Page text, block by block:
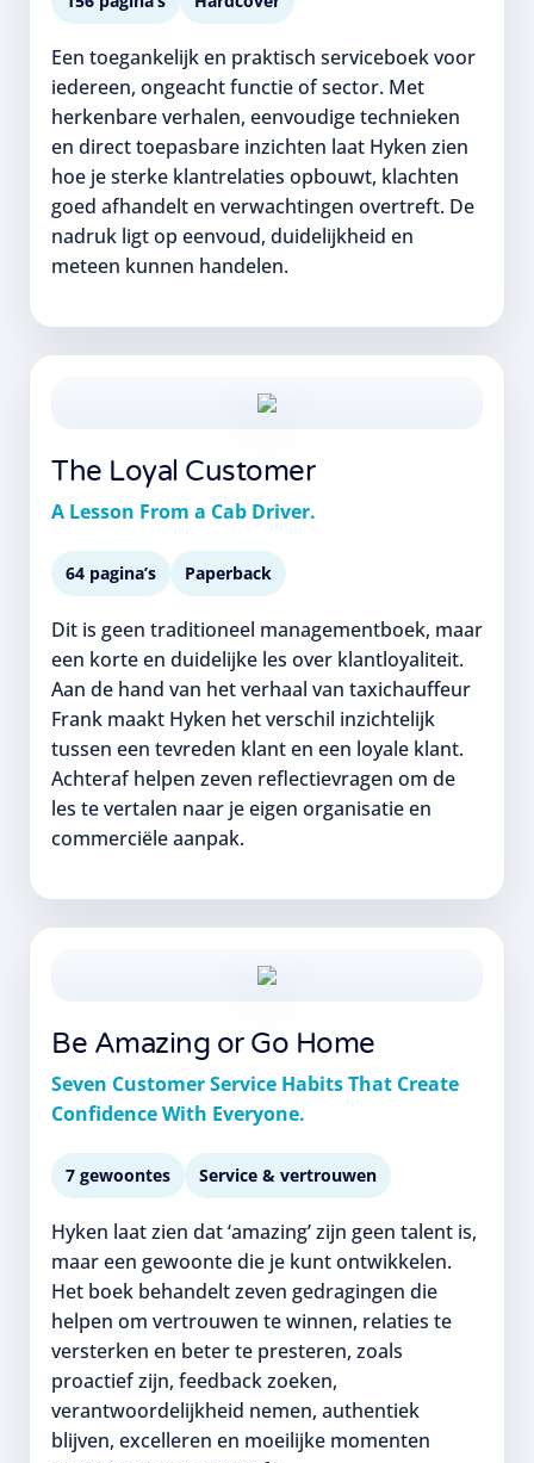
Een toegankelijk en praktisch serviceboek voor
iedereen, ongeacht functie of sector. Met
herkenbare verhalen, eenvoudige technieken
en direct toepasbare inzichten laat Hyken zien
hoe je sterke klantrelaties opbouwt, klachten
goed afhandelt en verwachtingen overtreft. De
nadruk ligt op eenvoud, duidelijkheid en
meteen kunnen handelen.
The Loyal Customer
A Lesson From a Cab Driver.
64 pagina’s Paperback
Dit is geen traditioneel managementboek, maar
een korte en duidelijke les over klantloyaliteit.
Aan de hand van het verhaal van taxichauffeur
Frank maakt Hyken het verschil inzichtelijk
tussen een tevreden klant en een loyale klant.
Achteraf helpen zeven reflectievragen om de
les te vertalen naar je eigen organisatie en
commerciële aanpak.
Be Amazing or Go Home
Seven Customer Service Habits That Create
Confidence With Everyone.
7 gewoontes Service & vertrouwen
Hyken laat zien dat ‘amazing’ zijn geen talent is,
maar een gewoonte die je kunt ontwikkelen.
Het boek behandelt zeven gedragingen die
helpen om vertrouwen te winnen, relaties te
versterken en beter te presteren, zoals
proactief zijn, feedback zoeken,
verantwoordelijkheid nemen, authentiek
blijven, excelleren en moeilijke momenten